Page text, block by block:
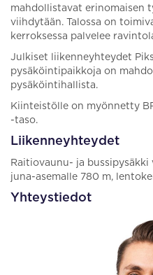
mahdollistavat erinomaisen
viihdytään. Talossa on
kerroksessa palvelee
Julkiset liikenneyhteydet
pysäköintipaikkoja on
pysäköintihallista.
Kiinteistölle on myönnetty
-taso.
Liikenneyhteydet
Raitiovaunu- ja bussipysäkki
juna-asemalle 780 m,
Yhteystiedot